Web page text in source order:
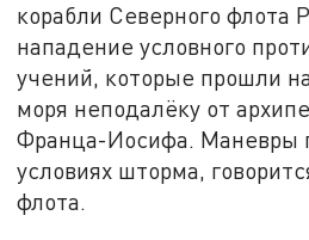
корабли Северного флота
нападение условного
учений, которые прошли
моря неподалёку от
Франца-Иосифа. Маневры
условиях шторма,
флота.